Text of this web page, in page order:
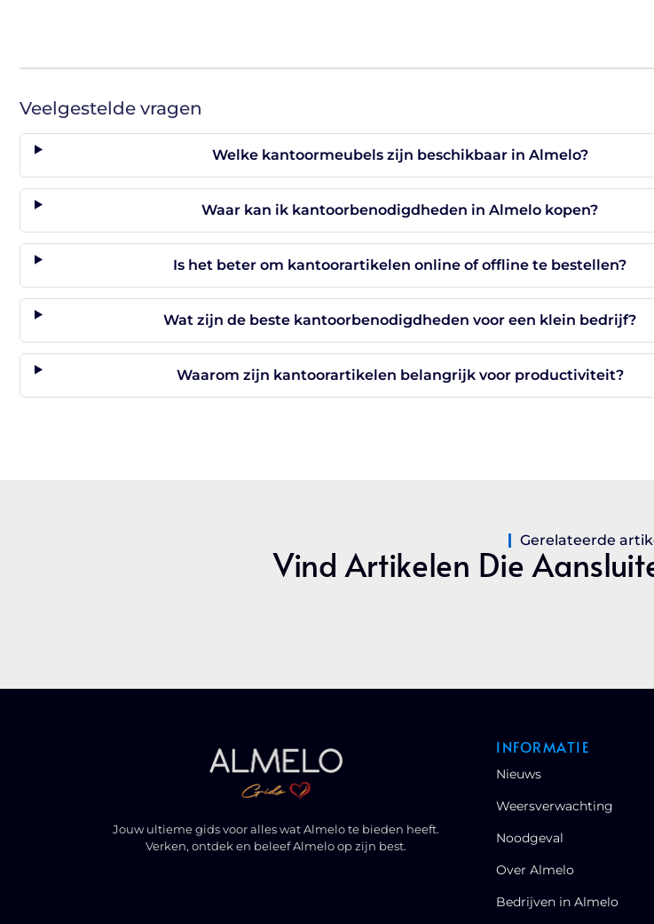
Veelgestelde vragen
Welke kantoormeubels zijn beschikbaar in Almelo?
Waar kan ik kantoorbenodigdheden in Almelo kopen?
Is het beter om kantoorartikelen online of offline te bestellen?
Wat zijn de beste kantoorbenodigdheden voor een klein bedrijf?
Waarom zijn kantoorartikelen belangrijk voor productiviteit?
Gerelateerde
Vind Artikelen Die
Jouw ultieme gids voor alles wat Almelo te bieden heeft.
Verken, ontdek en beleef Almelo op zijn best.
INFORMATIE
Nieuws
Weersverwachting
Noodgeval
Over Almelo
Bedrijven in Almelo